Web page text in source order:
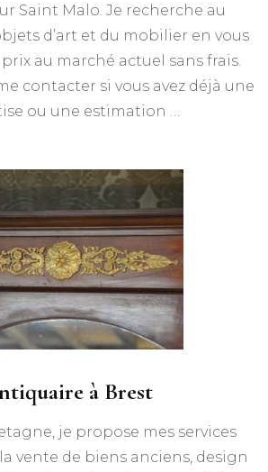
Saint Malo. Je recherche au
d’art et du mobilier en vous
au marché actuel sans frais.
contacter si vous avez déjà une
ou une estimation …
à Brest
je propose mes services
vente de biens anciens, design